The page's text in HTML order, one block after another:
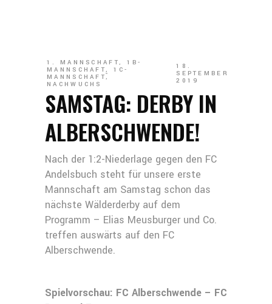
1. MANNSCHAFT, 1B-
MANNSCHAFT, 1C-
MANNSCHAFT,
NACHWUCHS
18.
SEPTEMBER
2019
SAMSTAG: DERBY IN
ALBERSCHWENDE!
Nach der 1:2-Niederlage gegen den FC
Andelsbuch steht für unsere erste
Mannschaft am Samstag schon das
nächste Wälderderby auf dem
Programm – Elias Meusburger und Co.
treffen auswärts auf den FC
Alberschwende.
Spielvorschau: FC Alberschwende – FC